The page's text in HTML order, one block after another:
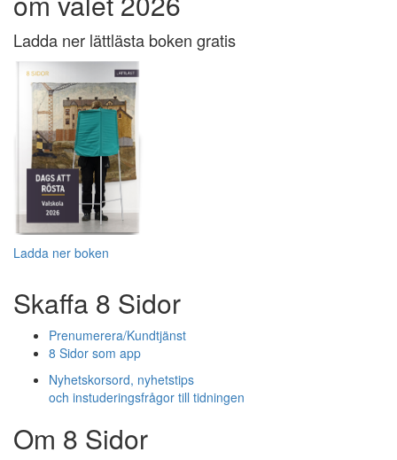
Ladda ner lättlästa boken gratis
Ladda ner boken
Skaffa 8 Sidor
Prenumerera/Kundtjänst
8 Sidor som app
Nyhetskorsord, nyhetstips
och instuderingsfrågor till tidningen
Om 8 Sidor